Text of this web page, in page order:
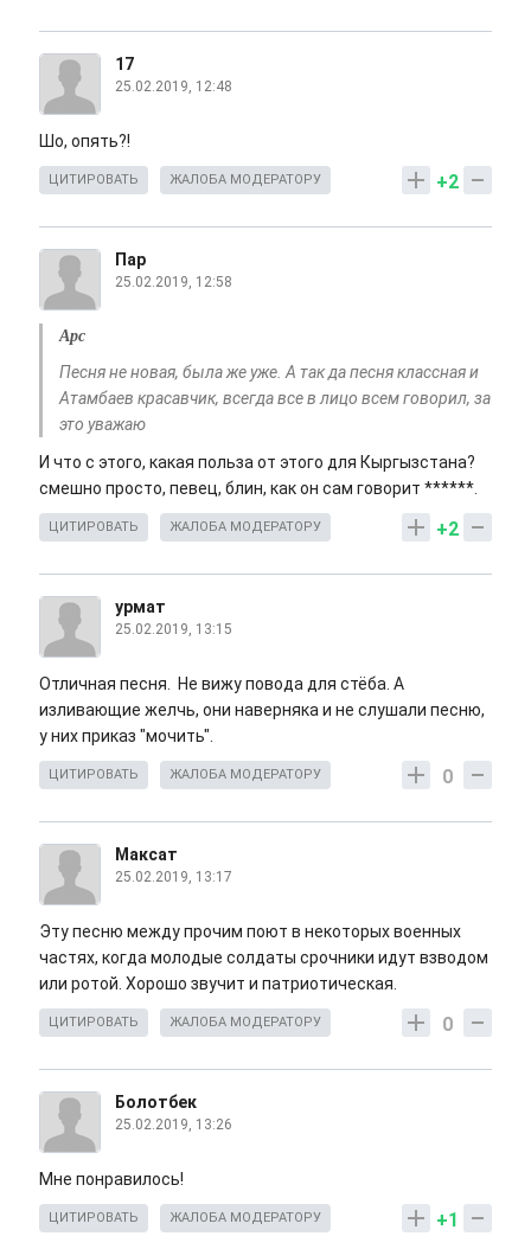
17
25.02.2019, 12:48
Шо, опять?!
+2
ЦИТИРОВАТЬ ЖАЛОБА МОДЕРАТОРУ
Пар
25.02.2019, 12:58
Арс
Песня не новая, была же уже. А так да песня классная и
Атамбаев красавчик, всегда все в лицо всем говорил, за
это уважаю
И что с этого, какая польза от этого для Кыргызстана?
смешно просто, певец, блин, как он сам говорит ******.
+2
ЦИТИРОВАТЬ ЖАЛОБА МОДЕРАТОРУ
урмат
25.02.2019, 13:15
Отличная песня. Не вижу повода для стёба. А
изливающие желчь, они наверняка и не слушали песню,
у них приказ "мочить".
0
ЦИТИРОВАТЬ ЖАЛОБА МОДЕРАТОРУ
Максат
25.02.2019, 13:17
Эту песню между прочим поют в некоторых военных
частях, когда молодые солдаты срочники идут взводом
или ротой. Хорошо звучит и патриотическая.
0
ЦИТИРОВАТЬ ЖАЛОБА МОДЕРАТОРУ
Болотбек
25.02.2019, 13:26
Мне понравилось!
+1
ЦИТИРОВАТЬ ЖАЛОБА МОДЕРАТОРУ